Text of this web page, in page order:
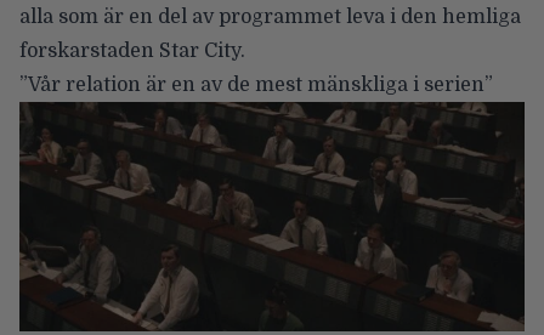
alla som är en del av programmet leva i den hemliga
forskarstaden Star City.
”Vår relation är en av de mest mänskliga i serien”